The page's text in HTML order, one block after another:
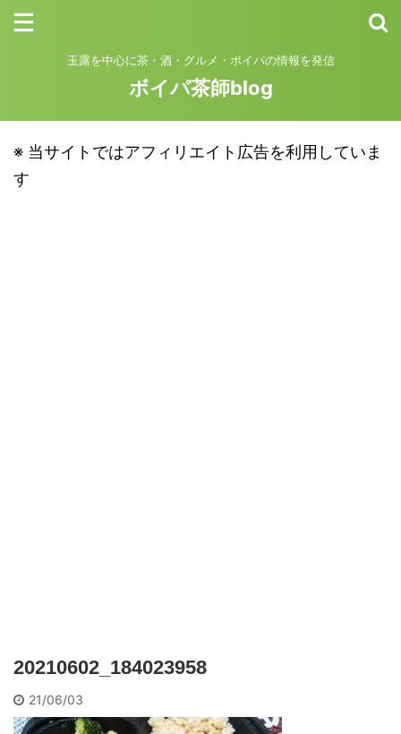
玉露を中心に茶・酒・グルメ・ボイパの情報を発信
ボイパ茶師blog
※ 当サイトではアフィリエイト広告を利用していま
す
20210602_184023958
21/06/03